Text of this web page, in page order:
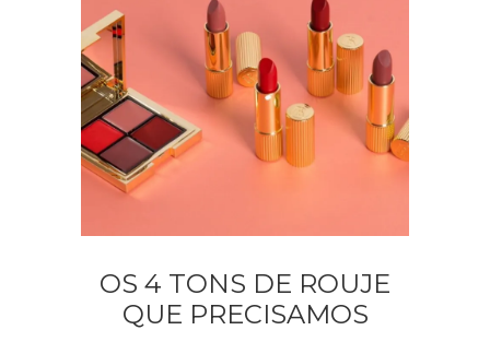
OS 4 TONS DE ROUJE
QUE PRECISAMOS